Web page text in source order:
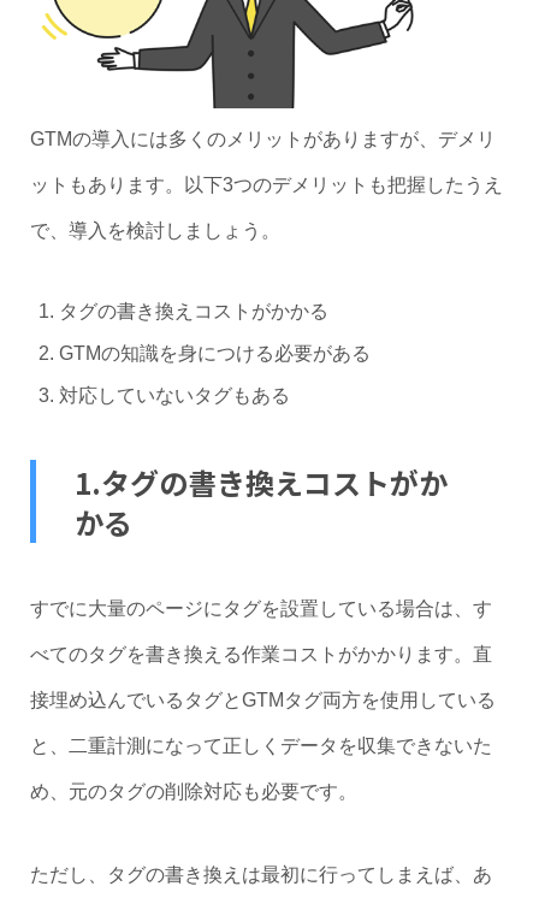
GTMの導入には多くのメリットがありますが、デメリ
ットもあります。以下3つのデメリットも把握したうえ
で、導入を検討しましょう。
タグの書き換えコストがかかる
GTMの知識を身につける必要がある
対応していないタグもある
1.タグの書き換えコストがか
かる
すでに大量のページにタグを設置している場合は、す
べてのタグを書き換える作業コストがかかります。直
接埋め込んでいるタグとGTMタグ両方を使用している
と、二重計測になって正しくデータを収集できないた
め、元のタグの削除対応も必要です。
ただし、タグの書き換えは最初に行ってしまえば、あ